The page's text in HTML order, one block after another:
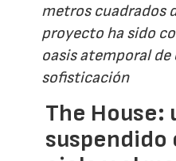
metros cuadrados
proyecto ha sido
oasis atemporal de
sofisticación
The House: